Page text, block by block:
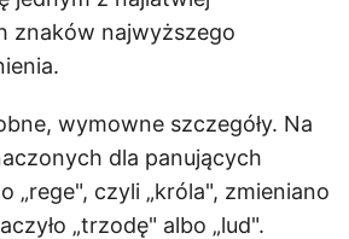
znaków najwyższego
wymowne szczegóły. Na
dla panujących
„rege", czyli „króla", zmieniano
„trzodę" albo „lud".